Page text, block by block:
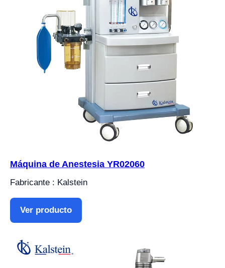
Máquina de Anestesia YR02060
Fabricante : Kalstein
Ver producto